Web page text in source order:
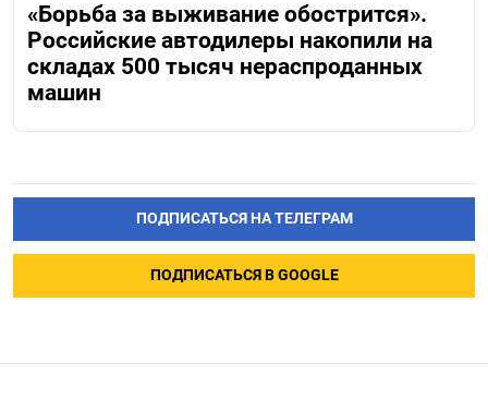
«Борьба за выживание обострится».
Российские автодилеры накопили на
складах 500 тысяч нераспроданных
машин
ПОДПИСАТЬСЯ НА ТЕЛЕГРАМ
ПОДПИСАТЬСЯ В GOOGLE